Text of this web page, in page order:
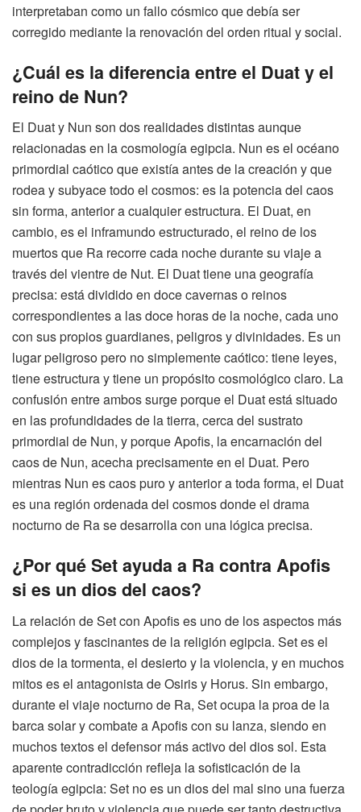
interpretaban como un fallo cósmico que debía ser
corregido mediante la renovación del orden ritual y social.
¿Cuál es la diferencia entre el Duat y el
reino de Nun?
El Duat y Nun son dos realidades distintas aunque
relacionadas en la cosmología egipcia. Nun es el océano
primordial caótico que existía antes de la creación y que
rodea y subyace todo el cosmos: es la potencia del caos
sin forma, anterior a cualquier estructura. El Duat, en
cambio, es el inframundo estructurado, el reino de los
muertos que Ra recorre cada noche durante su viaje a
través del vientre de Nut. El Duat tiene una geografía
precisa: está dividido en doce cavernas o reinos
correspondientes a las doce horas de la noche, cada uno
con sus propios guardianes, peligros y divinidades. Es un
lugar peligroso pero no simplemente caótico: tiene leyes,
tiene estructura y tiene un propósito cosmológico claro. La
confusión entre ambos surge porque el Duat está situado
en las profundidades de la tierra, cerca del sustrato
primordial de Nun, y porque Apofis, la encarnación del
caos de Nun, acecha precisamente en el Duat. Pero
mientras Nun es caos puro y anterior a toda forma, el Duat
es una región ordenada del cosmos donde el drama
nocturno de Ra se desarrolla con una lógica precisa.
¿Por qué Set ayuda a Ra contra Apofis
si es un dios del caos?
La relación de Set con Apofis es uno de los aspectos más
complejos y fascinantes de la religión egipcia. Set es el
dios de la tormenta, el desierto y la violencia, y en muchos
mitos es el antagonista de Osiris y Horus. Sin embargo,
durante el viaje nocturno de Ra, Set ocupa la proa de la
barca solar y combate a Apofis con su lanza, siendo en
muchos textos el defensor más activo del dios sol. Esta
aparente contradicción refleja la sofisticación de la
teología egipcia: Set no es un dios del mal sino una fuerza